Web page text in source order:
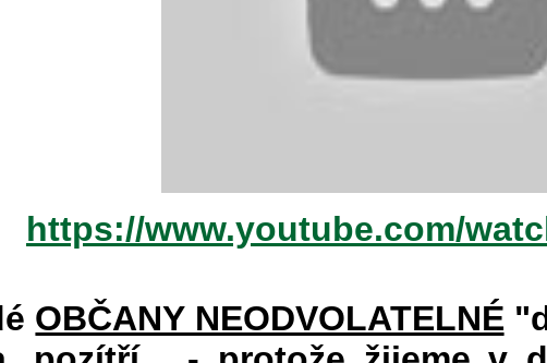
https://www.youtube.com/
OBČANY NEODVOLATELNÉ